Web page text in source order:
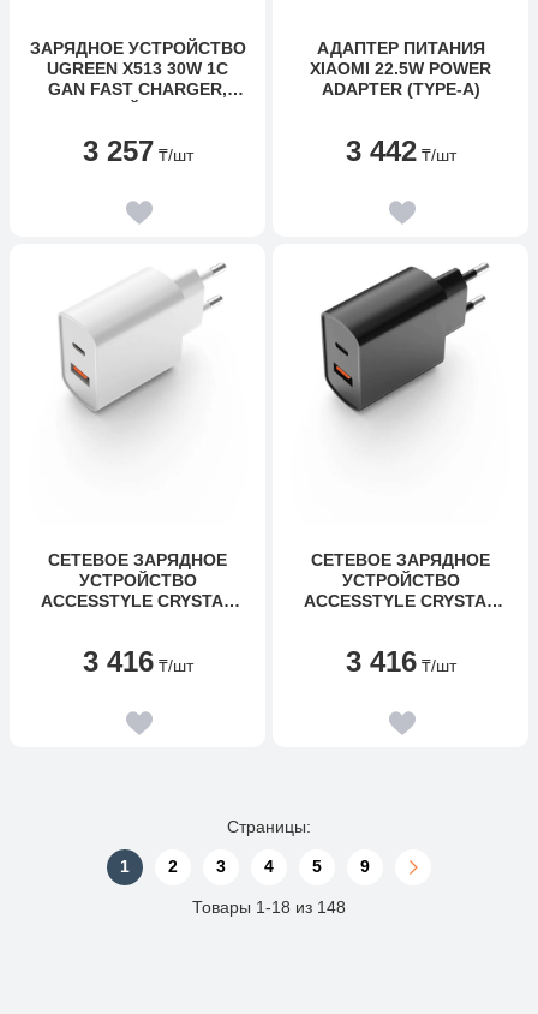
ЗАРЯДНОЕ УСТРОЙСТВО
UGREEN X513 30W 1C
GAN FAST CHARGER,
3 257 ₸/шт
АДАПТЕР ПИТАНИЯ
XIAOMI 22.5W POWER
ADAPTER (TYPE-A)
3 442 ₸/шт
СЕТЕВОЕ ЗАРЯДНОЕ
УСТРОЙСТВО
ACCESSTYLE CRYSTAL
3 416 ₸/шт
СЕТЕВОЕ ЗАРЯДНОЕ
УСТРОЙСТВО
ACCESSTYLE CRYSTAL
3 416 ₸/шт
Страницы:
1 2 3 4 5 9
Товары 1-18 из 148